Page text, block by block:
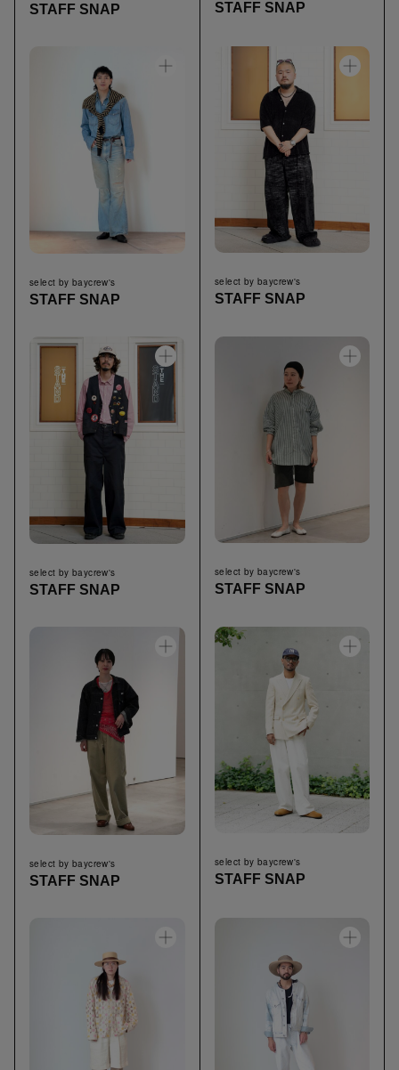
STAFF SNAP STAFF SNAP
select by baycrew's
STAFF SNAP
select by baycrew's
STAFF SNAP
select by baycrew's
STAFF SNAP
select by baycrew's
STAFF SNAP
select by baycrew's
STAFF SNAP
select by baycrew's
STAFF SNAP